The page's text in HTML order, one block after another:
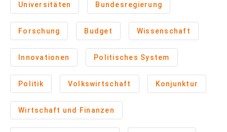
Universitäten Bundesregierung
Forschung Budget Wissenschaft
Innovationen Politisches System
Politik Volkswirtschaft Konjunktur
Wirtschaft und Finanzen